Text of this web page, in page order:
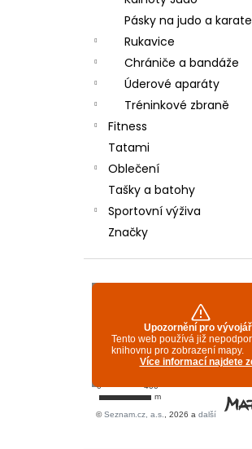
Pásky na judo a karate
Rukavice
Chrániče a bandáže
Úderové aparáty
Tréninkové zbraně
Fitness
Tatami
Oblečení
Tašky a batohy
Sportovní výživa
Značky
600 Kč